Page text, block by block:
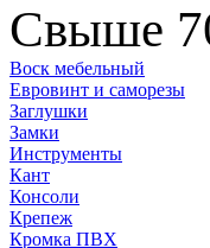
Свыше
Воск мебельный
Евровинт и саморезы
Заглушки
Замки
Инструменты
Кант
Консоли
Крепеж
Кромка ПВХ